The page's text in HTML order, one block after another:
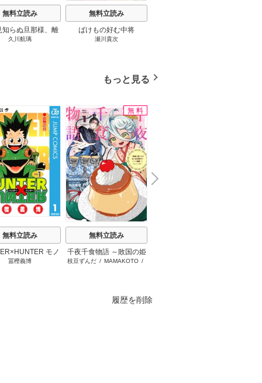
無料立読み
知らぬ旦那様、離
ていただきます
久川航璃
無料立読み
ばけもの好む中将
瀬川貴次
もっと見る
無料立読み
モノ
クロ版
冨樫義博
無料
無料立読み
千夜千食物語 ～敗国の姫
ですが氷の皇子殿下がど
枝豆ずんだ/ MAMAKOTO/
N
e
x
t
履歴を削除